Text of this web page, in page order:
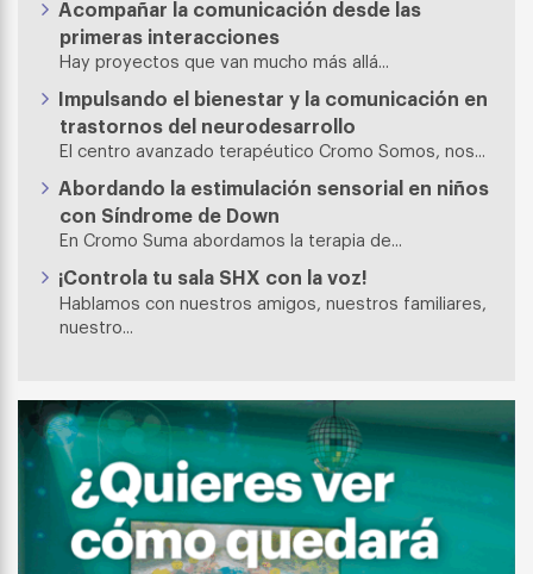
Acompañar la comunicación desde las
primeras interacciones
Hay proyectos que van mucho más allá...
Impulsando el bienestar y la comunicación en
trastornos del neurodesarrollo
El centro avanzado terapéutico Cromo Somos, nos...
Abordando la estimulación sensorial en niños
con Síndrome de Down
En Cromo Suma abordamos la terapia de...
¡Controla tu sala SHX con la voz!
Hablamos con nuestros amigos, nuestros familiares,
nuestro...